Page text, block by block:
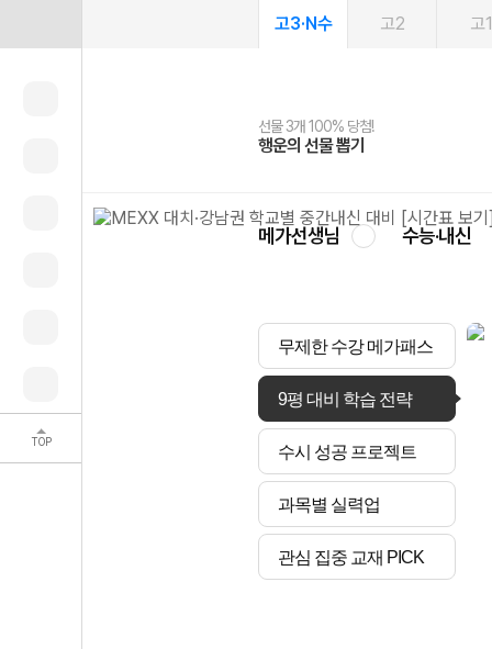
TOP
고3·N수 고2 고1
선물 3개 100% 당첨!
행운의 선물 뽑기
선물 100% 증정!
메가스터디 X 올리브
여름방학 스터디 캐시백
메가런 썸머스쿨
2027 러셀 단과
강사 공개선발
스마트러닝앱
설문 EVENT
메가패스
3일 무료 체험권
메가패스 수강생 무료혜택!
메가클럽 멤버십
사회공헌 캠페인
희망이룸 메가나눔
메가선생님 수능·내신
무제한 수강 메가패스
9평 대비 학습 전략
수시 성공 프로젝트
과목별 실력업
관심 집중 교재 PICK